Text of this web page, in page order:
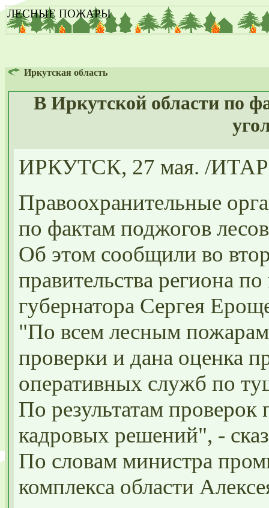
ЛЕСНЫЕ ПОЖАРЫ
Иркутская область
В Иркутской области по
ИРКУТСК, 27 мая. /
Правоохранительные
по фактам поджогов
Об этом сообщили во
правительства региона
губернатора Сергея
"По всем лесным
проверки и дана оценка
оперативных служб по
По результатам
кадровых решений", -
По словам министра
комплекса области